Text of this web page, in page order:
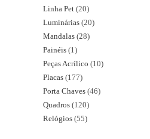
Linha Pet 20
Luminárias 20
Mandalas 28
Painéis 1
Peças Acrílico 10
Placas 177
Porta Chaves 46
Quadros 120
Relógios 55